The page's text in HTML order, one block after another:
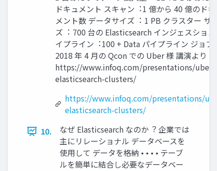
ドキュメント スキャン︓1 億から 40 億のド
メント数 データサイズ︓ 1 PB クラスター サ
ズ︓ 700 台の Elasticsearch インジェスショ
イプライン︓100 + Data パイプライン ジョブ
2018 年 4 ⽉の Qcon での Uber 様 講演より
https://www.infoq.com/presentations/uber-
elasticsearch-clusters/
https://www.infoq.com/presentations/
elasticsearch-clusters/
10.
なぜ Elasticsearch なのか︖ 企業では
主にリレーショナル データベースを
使⽤して データを格納 • • • • テーブ
ルを簡単に結合し必要なデータベー